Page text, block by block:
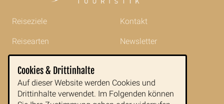
Reiseziele
Reisearten
Indochina im Portrait
Blog
Kontakt
Newsletter
AGB
Datenschutz
Cookies & Drittinhalte
Auf dieser Website werden Cookies und
Drittinhalte verwendet. Im Folgenden können